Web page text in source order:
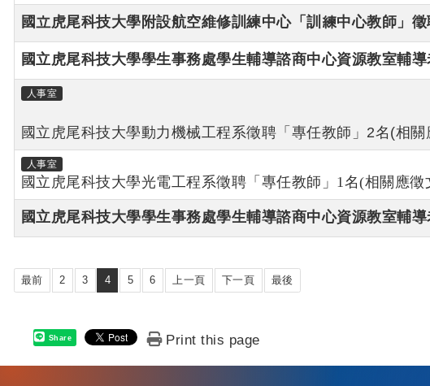
國立虎尾科技大學附設航空維修訓練中心「訓練中心教師」
國立虎尾科技大學學生事務處學生輔導諮商中心資源教室輔
人事室
國立虎尾科技大學動力機械工程系徵聘「專任教師」2名(相
人事室
國立虎尾科技大學光電工程系徵聘「專任教師」1名(相關應
國立虎尾科技大學學生事務處學生輔導諮商中心資源教室輔
最前 2 3 4 5 6 上一頁 下一頁 最後
Share Print this page